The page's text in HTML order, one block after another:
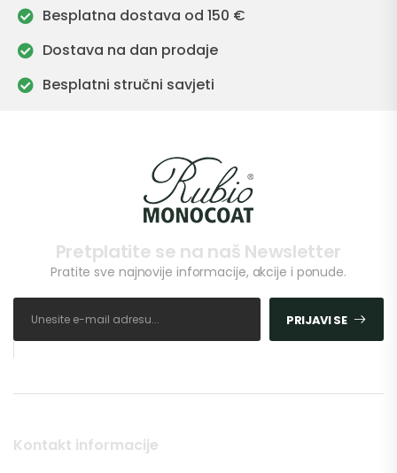
Besplatna dostava od 150 €
Dostava na dan prodaje
Besplatni stručni savjeti
Pretplatite se na naš Newsletter
Pratite sve najnovije informacije, akcije i ponude.
PRIJAVI SE
Kontakt informacije